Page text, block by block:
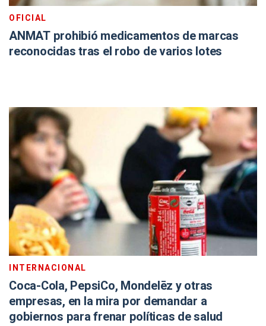
OFICIAL
ANMAT prohibió medicamentos de marcas
reconocidas tras el robo de varios lotes
INTERNACIONAL
Coca-Cola, PepsiCo, Mondelēz y otras
empresas, en la mira por demandar a
gobiernos para frenar políticas de salud